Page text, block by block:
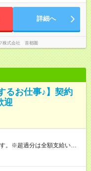
詳細へ
株式会社 首都圏
るお仕事♪】契約
迎
。※超過分は全額支給いたし
みなし残業時間 40時間／月
きます。 上記額にはみなし